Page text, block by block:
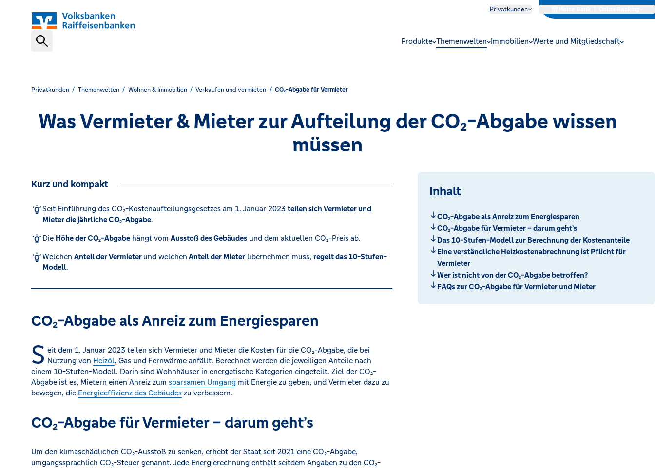
Privatkunden
OnlineBanking
Kreditrechner
Produkte Themenwelten Immobilien Werte und Mitgliedschaft
Privatkunden Themenwelten Wohnen & Immobilien Verkaufen und vermieten CO₂-Abgabe für Vermieter
Was Vermieter & Mieter zur Aufteilung der CO₂-Abgabe wissen
müssen
Kurz und kompakt
Seit Einführung des CO₂-Kostenaufteilungsgesetzes am 1. Januar 2023teilen sich Vermieter und
Mieter die jährliche CO₂-Abgabe.
Die Höhe der CO₂-Abgabe hängt vomAusstoß des Gebäudes und dem aktuellen CO₂-Preis ab.
WelchenAnteil der Vermieter und welchen Anteil der Mieter übernehmen muss,regelt das 10-Stufen-
Modell.
Inhalt
CO₂-Abgabe als Anreiz zum Energiesparen
CO₂-Abgabe für Vermieter – darum geht’s
Das 10-Stufen-Modell zur Berechnung der Kostenanteile
Eine verständliche Heizkostenabrechnung ist Pflicht für
Vermieter
Wer ist nicht von der CO₂-Abgabe betroffen?
FAQs zur CO₂-Abgabe für Vermieter und Mieter
CO₂-Abgabe als Anreiz zum Energiesparen
S eit dem 1. Januar 2023 teilen sich Vermieter und Mieter die Kosten für die CO₂-Abgabe, die bei
Nutzung von Heizöl, Gas und Fernwärme anfällt. Berechnet werden die jeweiligen Anteile nach
einem 10-Stufen-Modell. Darin sind Wohnhäuser in energetische Kategorien eingeteilt. Ziel der CO₂-
Abgabe ist es, Mietern einen Anreiz zum sparsamen Umgang mit Energie zu geben, und Vermieter dazu zu
bewegen, die Energieeffizienz des Gebäudes zu verbessern.
CO₂-Abgabe für Vermieter – darum geht’s
Um den klimaschädlichen CO₂-Ausstoß zu senken, erhebt der Staat seit 2021 eine CO₂-Abgabe,
umgangssprachlich CO₂-Steuer genannt. Jede Energierechnung enthält seitdem Angaben zu den CO₂-